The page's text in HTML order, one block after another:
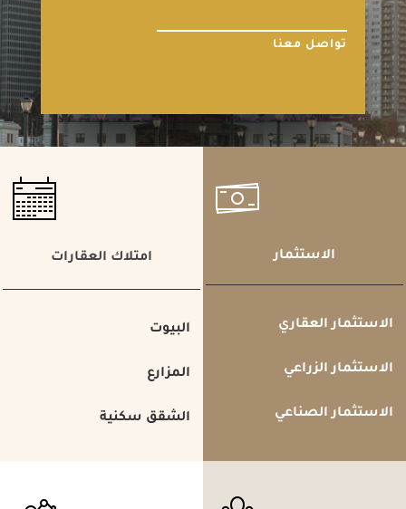
تواصل معنا
الاستثمار
الاستثمار العقاري
الاستثمار الزراعي
الاستثمار الصناعي
امتلاك العقارات
البيوت
المزارع
الشقق سكنية